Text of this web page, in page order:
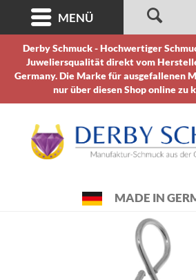
Derby Schmuck - Hochwertiger
Juweliersqualität direkt vom
Germany. Die Marke für ausgefallenen
nur über diesen Shop online zu
MENÜ
MADE IN